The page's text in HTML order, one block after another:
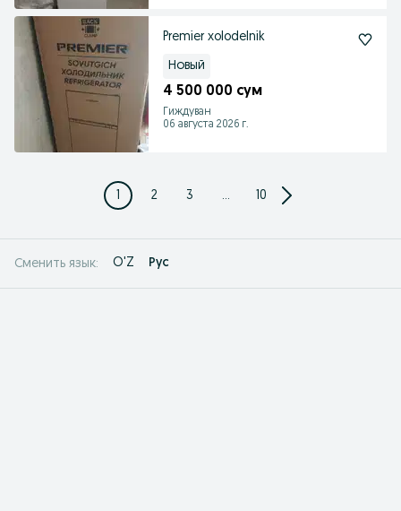
Premier xolodelnik
Новый
4 500 000 сум
Гиждуван
06 августа 2026 г.
1 2 3 ... 10
Сменить язык: O'Z Рус